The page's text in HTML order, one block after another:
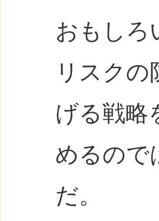
おもしろ
リスク
げる戦略
めるので
だ。